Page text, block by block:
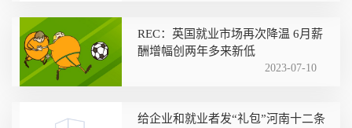
REC：英国就业市场再次降温 6月薪
酬增幅创两年多来新低
2023-07-10
给企业和就业者发“礼包”河南十二条